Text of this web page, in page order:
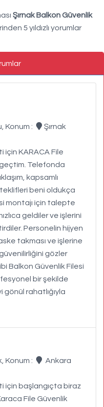
Şırnak Balkon Güvenlik
5 yıldızlı yorumlar
Konum :
Şırnak
için KARACA File
Telefonda
kapsamlı
beni oldukça
montajı için talepte
geldiler ve işlerini
Personelin hijyen
takması ve işlerine
gözler
Balkon Güvenlik Filesi
bir şekilde
gönül rahatlığıyla
Konum :
Ankara
için başlangıçta biraz
File Güvenlik